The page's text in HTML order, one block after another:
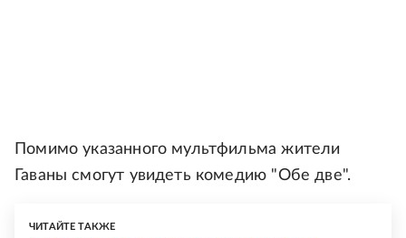
Помимо указанного мультфильма жители
Гаваны смогут увидеть комедию "Обе две".
ЧИТАЙТЕ ТАКЖЕ